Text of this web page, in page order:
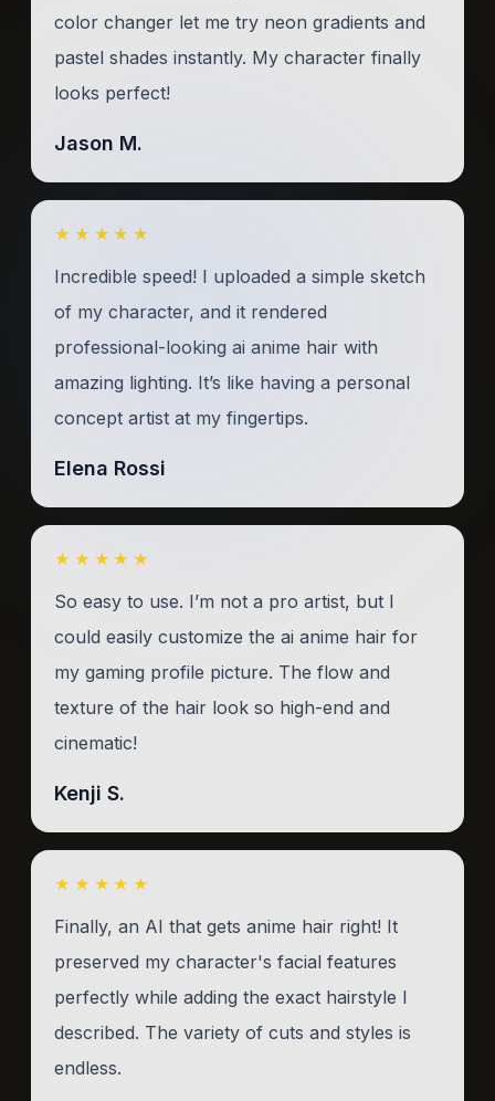
color changer let me try neon gradients and
pastel shades instantly. My character finally
looks perfect!
Jason M.
★★★★★
Incredible speed! I uploaded a simple sketch
of my character, and it rendered
professional-looking ai anime hair with
amazing lighting. It’s like having a personal
concept artist at my fingertips.
Elena Rossi
★★★★★
So easy to use. I’m not a pro artist, but I
could easily customize the ai anime hair for
my gaming profile picture. The flow and
texture of the hair look so high-end and
cinematic!
Kenji S.
★★★★★
Finally, an AI that gets anime hair right! It
preserved my character's facial features
perfectly while adding the exact hairstyle I
described. The variety of cuts and styles is
endless.